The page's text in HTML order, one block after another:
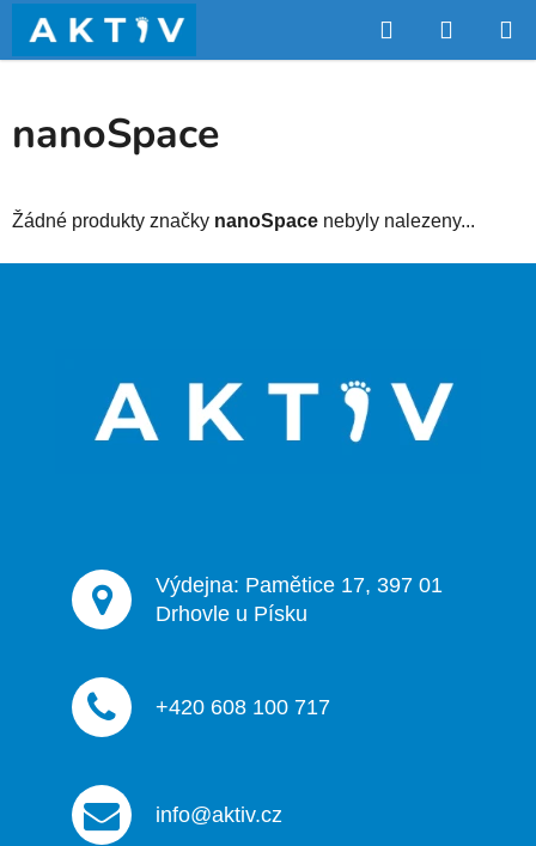
obsah
Hledat
KOŠÍK
nanoSpace
Žádné produkty značky nanoSpace nebyly nalezeny...
Výdejna: Pamětice 17, 397 01
Drhovle u Písku
+420 608 100 717
info@aktiv.cz